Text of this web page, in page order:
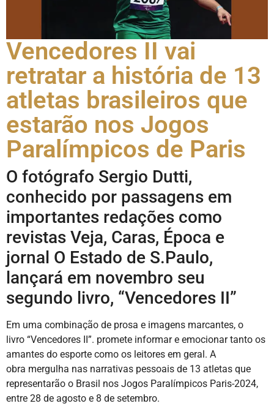
Vencedores II vai
retratar a história de 13
atletas brasileiros que
estarão nos Jogos
Paralímpicos de Paris
O fotógrafo Sergio Dutti,
conhecido por passagens em
importantes redações como
revistas Veja, Caras, Época e
jornal O Estado de S.Paulo,
lançará em novembro seu
segundo livro, “Vencedores II”
Em uma combinação de prosa e imagens marcantes, o
livro “Vencedores II”. promete informar e emocionar tanto os
amantes do esporte como os leitores em geral. A
obra mergulha nas narrativas pessoais de 13 atletas que
representarão o Brasil nos Jogos Paralímpicos Paris-2024,
entre 28 de agosto e 8 de setembro.